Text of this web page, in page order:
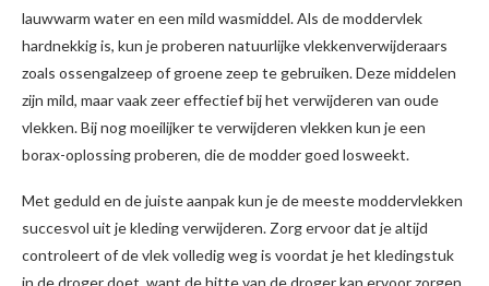
lauwwarm water en een mild wasmiddel. Als de moddervlek
hardnekkig is, kun je proberen natuurlijke vlekkenverwijderaars
zoals ossengalzeep of groene zeep te gebruiken. Deze middelen
zijn mild, maar vaak zeer effectief bij het verwijderen van oude
vlekken. Bij nog moeilijker te verwijderen vlekken kun je een
borax-oplossing proberen, die de modder goed losweekt.
Met geduld en de juiste aanpak kun je de meeste moddervlekken
succesvol uit je kleding verwijderen. Zorg ervoor dat je altijd
controleert of de vlek volledig weg is voordat je het kledingstuk
in de droger doet, want de hitte van de droger kan ervoor zorgen